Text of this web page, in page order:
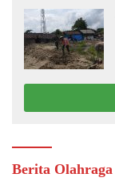
Berita Olahraga